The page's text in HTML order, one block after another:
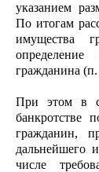
указанием
По итогам
имущества
гражданина (п.
При этом в
банкротстве
гражданин,
дальнейшего
числе